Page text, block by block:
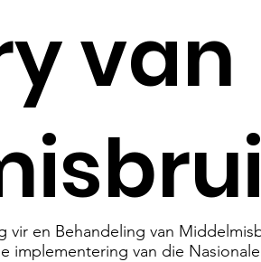
van
en Behandeling van
implementering van die